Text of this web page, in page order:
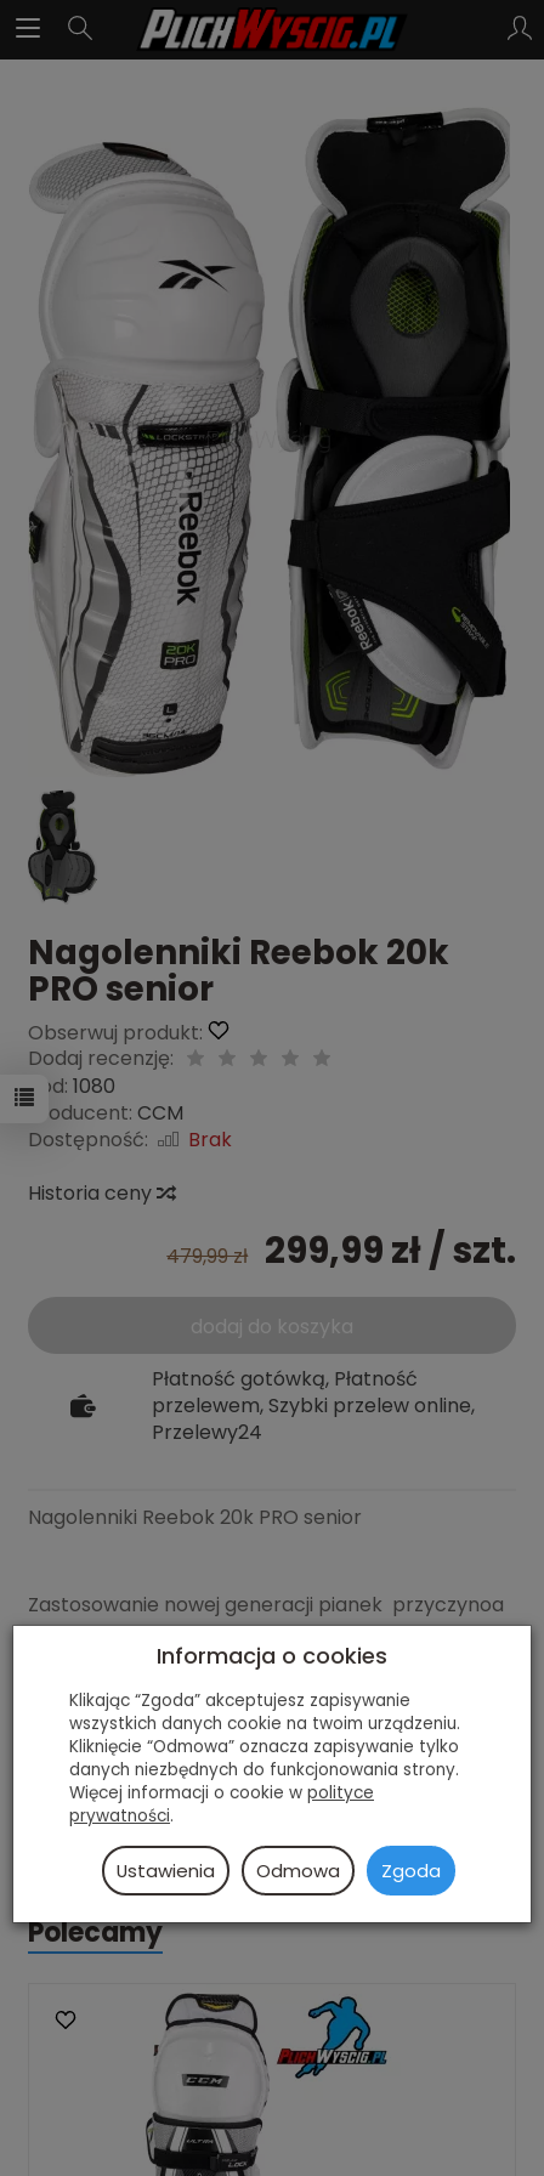
Nagolenniki Reebok 20k
PRO senior
Obserwuj produkt:
Dodaj recenzję:
Kod: 1080
Producent: CCM
Dostępność:
Brak
Historia ceny
479,99 zł 299,99 zł/ szt.
dodaj do koszyka
Płatność gotówką, Płatność
przelewem, Szybki przelew online,
Przelewy24
Nagolenniki Reebok 20k PRO senior
Zastosowanie nowej generacji pianek przyczynoa
się do zmniejszeniawagi
Zostały zaprojektowane aby lepiej dopasować się
do języka łyżew i zapewnić bardzo wysoką
protekcję
" taśmapołączonajest ze zintegrowany z skórą
cielęcąizapewnia najwyższąkontrolę.
Polecamy
Informacja o cookies
Klikając “Zgoda” akceptujesz zapisywanie
wszystkich danych cookie na twoim urządzeniu.
Kliknięcie “Odmowa” oznacza zapisywanie tylko
danych niezbędnych do funkcjonowania strony.
Więcej informacji o cookie w polityce
prywatności.
Ustawienia Odmowa Zgoda